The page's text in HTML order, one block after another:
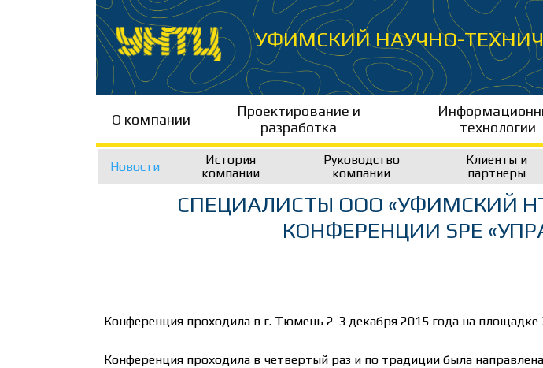
УФИМСКИЙ НАУЧНО-
О компании
Проектирование и
разработка
технологии
Новости
История
компании
Руководство
компании
Клиенты и
партнеры
СПЕЦИАЛИСТЫ ООО «УФИМСКИЙ
КОНФЕРЕНЦИИ SPE
Конференция проходила в г. Тюмень 2-3 декабря 2015 года на
Конференция проходила в четвертый раз и по традиции была